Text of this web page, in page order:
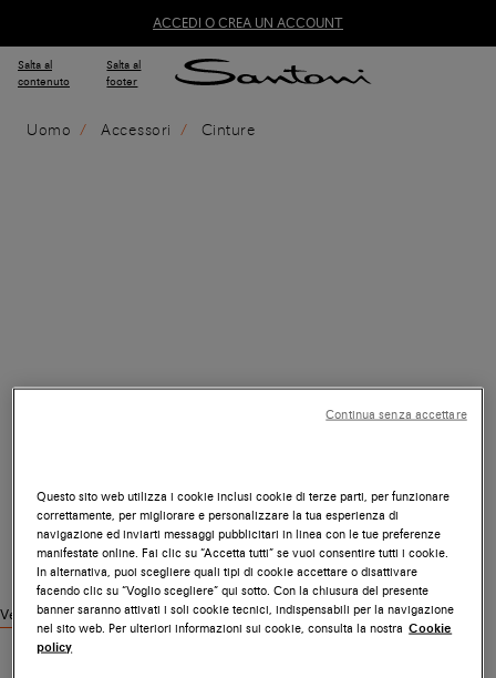
ACCEDI O CREA UN ACCOUNT
Salta al
contenuto
Salta al
footer
Uomo Accessori Cinture
Vedi prodotti simili
Questo sito web utilizza i cookie inclusi cookie di terze parti, per funzionare
correttamente, per migliorare e personalizzare la tua esperienza di
navigazione ed inviarti messaggi pubblicitari in linea con le tue preferenze
manifestate online. Fai clic su “Accetta tutti” se vuoi consentire tutti i cookie.
In alternativa, puoi scegliere quali tipi di cookie accettare o disattivare
facendo clic su “Voglio scegliere” qui sotto. Con la chiusura del presente
banner saranno attivati i soli cookie tecnici, indispensabili per la navigazione
nel sito web. Per ulteriori informazioni sui cookie, consulta la nostra Cookie
policy
Continua senza accettare